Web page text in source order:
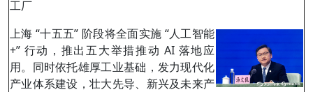
工厂
上海 “十五五” 阶段将全面实施 “人工智能
+” 行动，推出五大举措推动 AI 落地应
用。同时依托雄厚工业基础，发力现代化
产业体系建设，壮大先导、新兴及未来产